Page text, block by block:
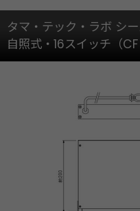
タマ・テック・ラボ シ
自照式・16スイッチ（CF